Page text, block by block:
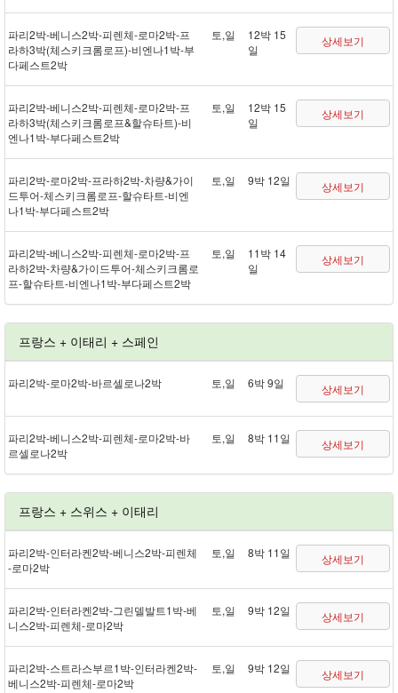
파리 2박 - 베니스 2박 - 피렌체 - 로마 2박 - 프
라하 3박(체스키크롬로프) - 비엔나 1박 - 부
다페스트 2박
토,일
12박 15
일
상세보기
파리 2박 - 베니스 2박 - 피렌체 - 로마 2박 - 프
라하 3박(체스키크롬로프&할슈타트) - 비
엔나 1박 - 부다페스트 2박
토,일
12박 15
일
상세보기
파리 2박 - 로마 2박 - 프라하 2박 - 차량&가이
드투어 - 체스키크롬로프 - 할슈타트 - 비엔
나 1박 - 부다페스트 2박
토,일 9박 12일 상세보기
파리 2박 - 베니스 2박 - 피렌체 - 로마 2박 - 프
라하 2박 - 차량&가이드투어 - 체스키크롬로
프 - 할슈타트 - 비엔나 1박 - 부다페스트 2박
토,일
11박 14
일
상세보기
프랑스 + 이태리 + 스페인
파리 2박 - 로마 2박 - 바르셀로나 2박 토,일 6박 9일 상세보기
파리 2박 - 베니스 2박 - 피렌체 - 로마 2박 - 바
르셀로나 2박
토,일 8박 11일 상세보기
프랑스 + 스위스 + 이태리
파리 2박 - 인터라켄 2박 - 베니스 2박 - 피렌체
- 로마 2박
토,일 8박 11일 상세보기
파리 2박 - 인터라켄 2박 - 그린델발트 1박 - 베
니스 2박 - 피렌체 - 로마 2박
토,일 9박 12일 상세보기
파리 2박 - 스트라스부르 1박 - 인터라켄 2박 -
베니스 2박 - 피렌체 - 로마 2박
토,일 9박 12일 상세보기